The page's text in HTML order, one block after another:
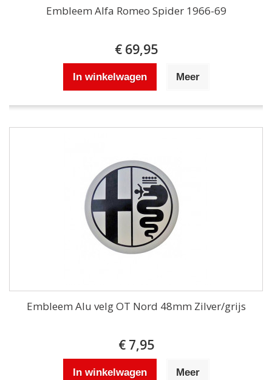
Embleem Alfa Romeo Spider 1966-69
€ 69,95
In winkelwagen Meer
Embleem Alu velg OT Nord 48mm Zilver/grijs
€ 7,95
In winkelwagen Meer